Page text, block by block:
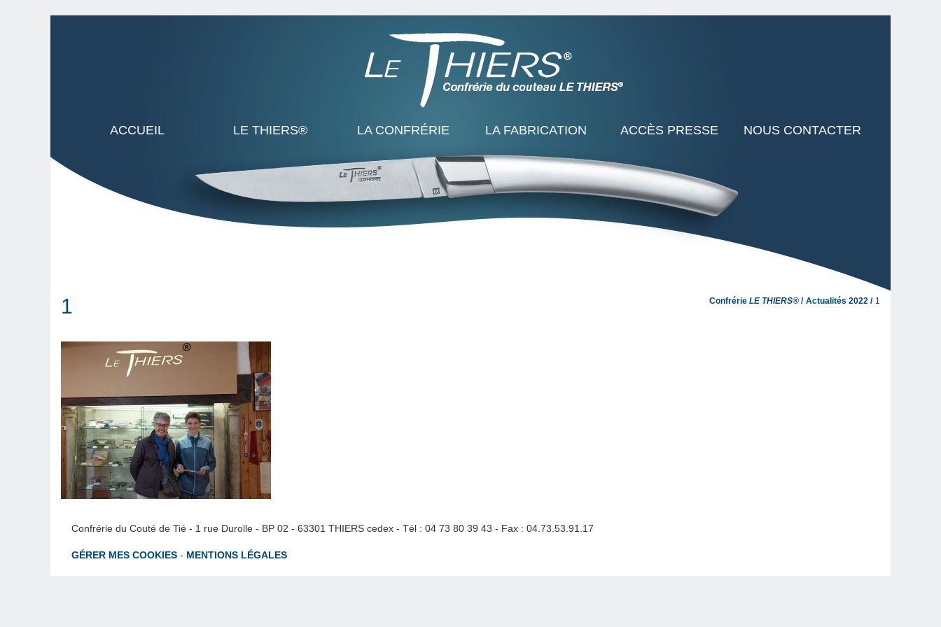
ACCUEIL LE THIERS® LA CONFRÉRIE LA FABRICATION ACCÈS PRESSE NOUS CONTACTER
1 Confrérie LE THIERS® Actualités 2022 1
Confrérie du Couté de Tié - 1 rue Durolle - BP 02 - 63301 THIERS cedex - Tél : 04 73 80 39 43 - Fax : 04.73.53.91.17
GÉRER MES COOKIES - MENTIONS LÉGALES